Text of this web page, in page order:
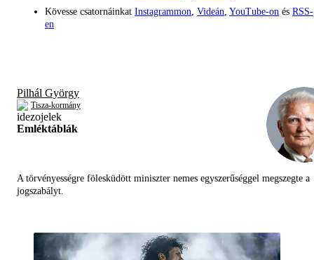
Kövesse csatornáinkat Instagrammon, Videán, YouTube-on és RSS-
en
Pilhál György
Tisza-kormány
Emléktáblák
A törvényességre fölesküdött miniszter nemes egyszerűséggel megszegte a
jogszabályt.